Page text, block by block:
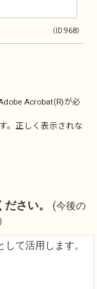
（ID:968）
Acrobat(R)が必
。正しく表示されな